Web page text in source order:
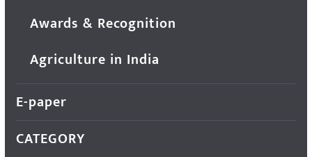
Awards & Recognition
Agriculture in India
E-paper
CATEGORY